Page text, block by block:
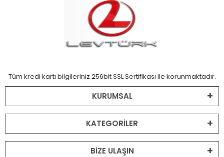
Tüm kredi kartı bilgileriniz 256bit SSL Sertifikası ile korunmaktadır.
KURUMSAL
KATEGORİLER
BİZE ULAŞIN